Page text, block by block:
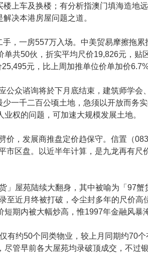
上车及换楼；有分析指澳门填海造地
决本港房屋问题之道。
，一房557万入场。中美贸易摩擦拖
共50伙，折实平均尺价19,826元，贴
元，比上周加推单位价单加价
公众谘询将於下月底结束，建筑师学会
一千二百公顷土地，急须以开放而务
权的问题，可加速大规模发展土地。
价，发展商推盘定价趋保守。信置（
区盘。以近半年计算，是九龙再有尺
屋苑陆续大翻身，其中被喻为「97蟹
近月终被打破，令尘封多年的尺价高
期内被大幅炒高，惟1997年金融风暴
有约50个同类物业，较上月同期约70
管早前各大屋苑均录破顶成交，不过